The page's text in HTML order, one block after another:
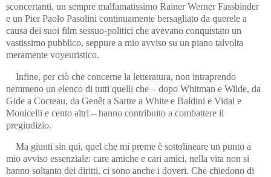
sconcertanti, un sempre malfamatissimo Rainer Werner Fassbinder
e un Pier Paolo Pasolini continuamente bersagliato da querele a
causa dei suoi film sessuo-politici che avevano conquistato un
vastissimo pubblico, seppure a mio avviso su un piano talvolta
meramente voyeuristico.
Infine, per ciò che concerne la letteratura, non intraprendo
nemmeno un elenco di tutti quelli che – dopo Whitman e Wilde, da
Gide a Cocteau, da Genêt a Sartre a White e Baldini e Vidal e
Monicelli e cento altri – hanno contribuito a combattere il
pregiudizio.
Ma giunti sin qui, quel che mi preme è sottolineare un punto a
mio avviso essenziale: care amiche e cari amici, nella vita non si
hanno soltanto dei diritti, ci sono anche i doveri. Che chiedono di